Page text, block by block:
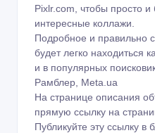
Pixlr.com , чтобы просто и
интересные коллажи.
Подробное и правильно
будет легко находиться
и в популярных
Рамблер, Meta.ua
На странице описания
прямую ссылку на
Публикуйте эту ссылку в